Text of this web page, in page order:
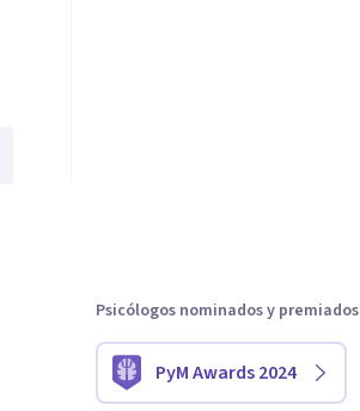
Psicólogos nominados y premiados
PyM Awards 2024